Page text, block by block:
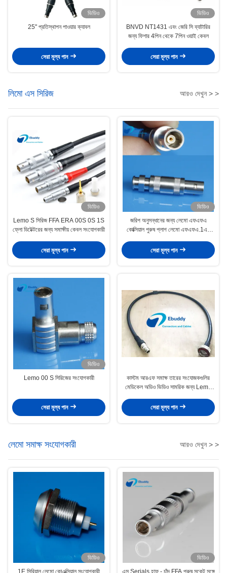
ভিডিও
25" প্রতিস্থাপন পাওয়ার ক্যাবল
সেরা মূল্য পান
ভিডিও
BNVD NT1431 এবং জেরি সি ব্যাটারির
জন্য ফিশার 4পিন থেকে 7পিন ওয়াই কেবল
সেরা মূল্য পান
লিমো এস সিরিজ আরও দেখুন > >
ভিডিও
Lemo S সিরিজ FFA ERA 00S 0S 1S
ফ্লো ডিটেক্টরের জন্য সমাক্ষীয় কেবল সংযোগকারী
সেরা মূল্য পান
ভিডিও
জরিপ অনুসন্ধানের জন্য লেমো এফএফএ
কোক্সিয়াল পুরুষ প্লাগ লেমো এফএফএ.1এস
সেরা মূল্য পান
ভিডিও
Lemo 00 S সিরিজের সংযোগকারী
সেরা মূল্য পান
কাস্টম আরএফ সমাক্ষ তারের সংযোজকগুলির
মেডিকেল অডিও ভিডিও সামরিক জন্য Lemo
সেরা মূল্য পান
লেমো সমাক্ষ সংযোগকারী আরও দেখুন > >
ভিডিও
1E সিরিয়াল লেমো কোএক্সিয়াল সংযোগকারী
ভিডিও
এস Serials হাফ - চাঁদ FFA পুরুষ সকেট সঙ্গে